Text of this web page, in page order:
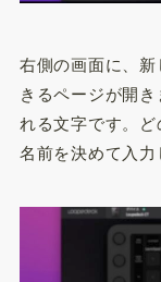
右側の画面に、
きるページが開
れる文字です。
名前を決めて入力